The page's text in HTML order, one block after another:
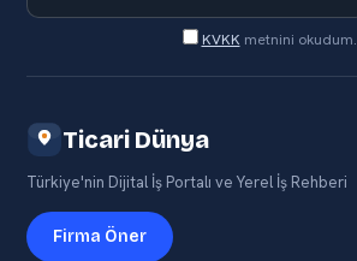
KVKK metnini okudum.
Ticari Dünya
Türkiye'nin Dijital İş Portalı ve Yerel İş Rehberi
Firma Öner